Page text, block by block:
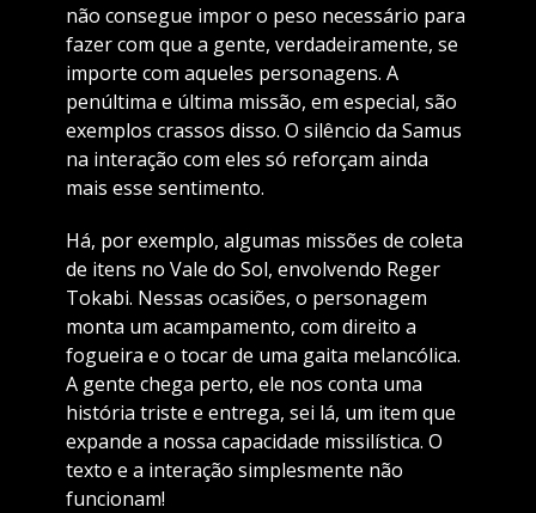
não consegue impor o peso necessário para
fazer com que a gente, verdadeiramente, se
importe com aqueles personagens. A
penúltima e última missão, em especial, são
exemplos crassos disso. O silêncio da Samus
na interação com eles só reforçam ainda
mais esse sentimento.
Há, por exemplo, algumas missões de coleta
de itens no Vale do Sol, envolvendo Reger
Tokabi. Nessas ocasiões, o personagem
monta um acampamento, com direito a
fogueira e o tocar de uma gaita melancólica.
A gente chega perto, ele nos conta uma
história triste e entrega, sei lá, um item que
expande a nossa capacidade missilística. O
texto e a interação simplesmente não
funcionam!